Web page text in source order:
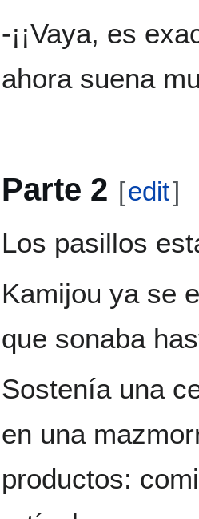
-¡¡Vaya, es
ahora suena
Parte 2 [edit]
Los pasillos
Kamijou ya se
que sonaba
Sostenía una
en una
productos: